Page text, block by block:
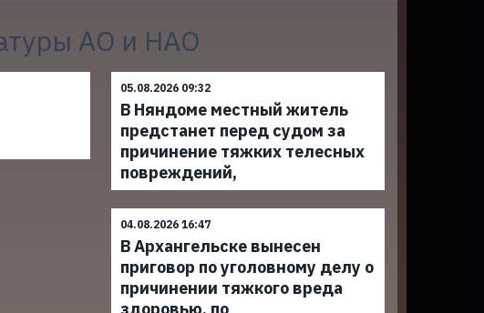
АО и НАО
05.08.2026 09:32
В Няндоме местный житель
предстанет перед судом за
причинение тяжких телесных
повреждений,
04.08.2026 16:47
В Архангельске вынесен
приговор по уголовному делу о
причинении тяжкого вреда